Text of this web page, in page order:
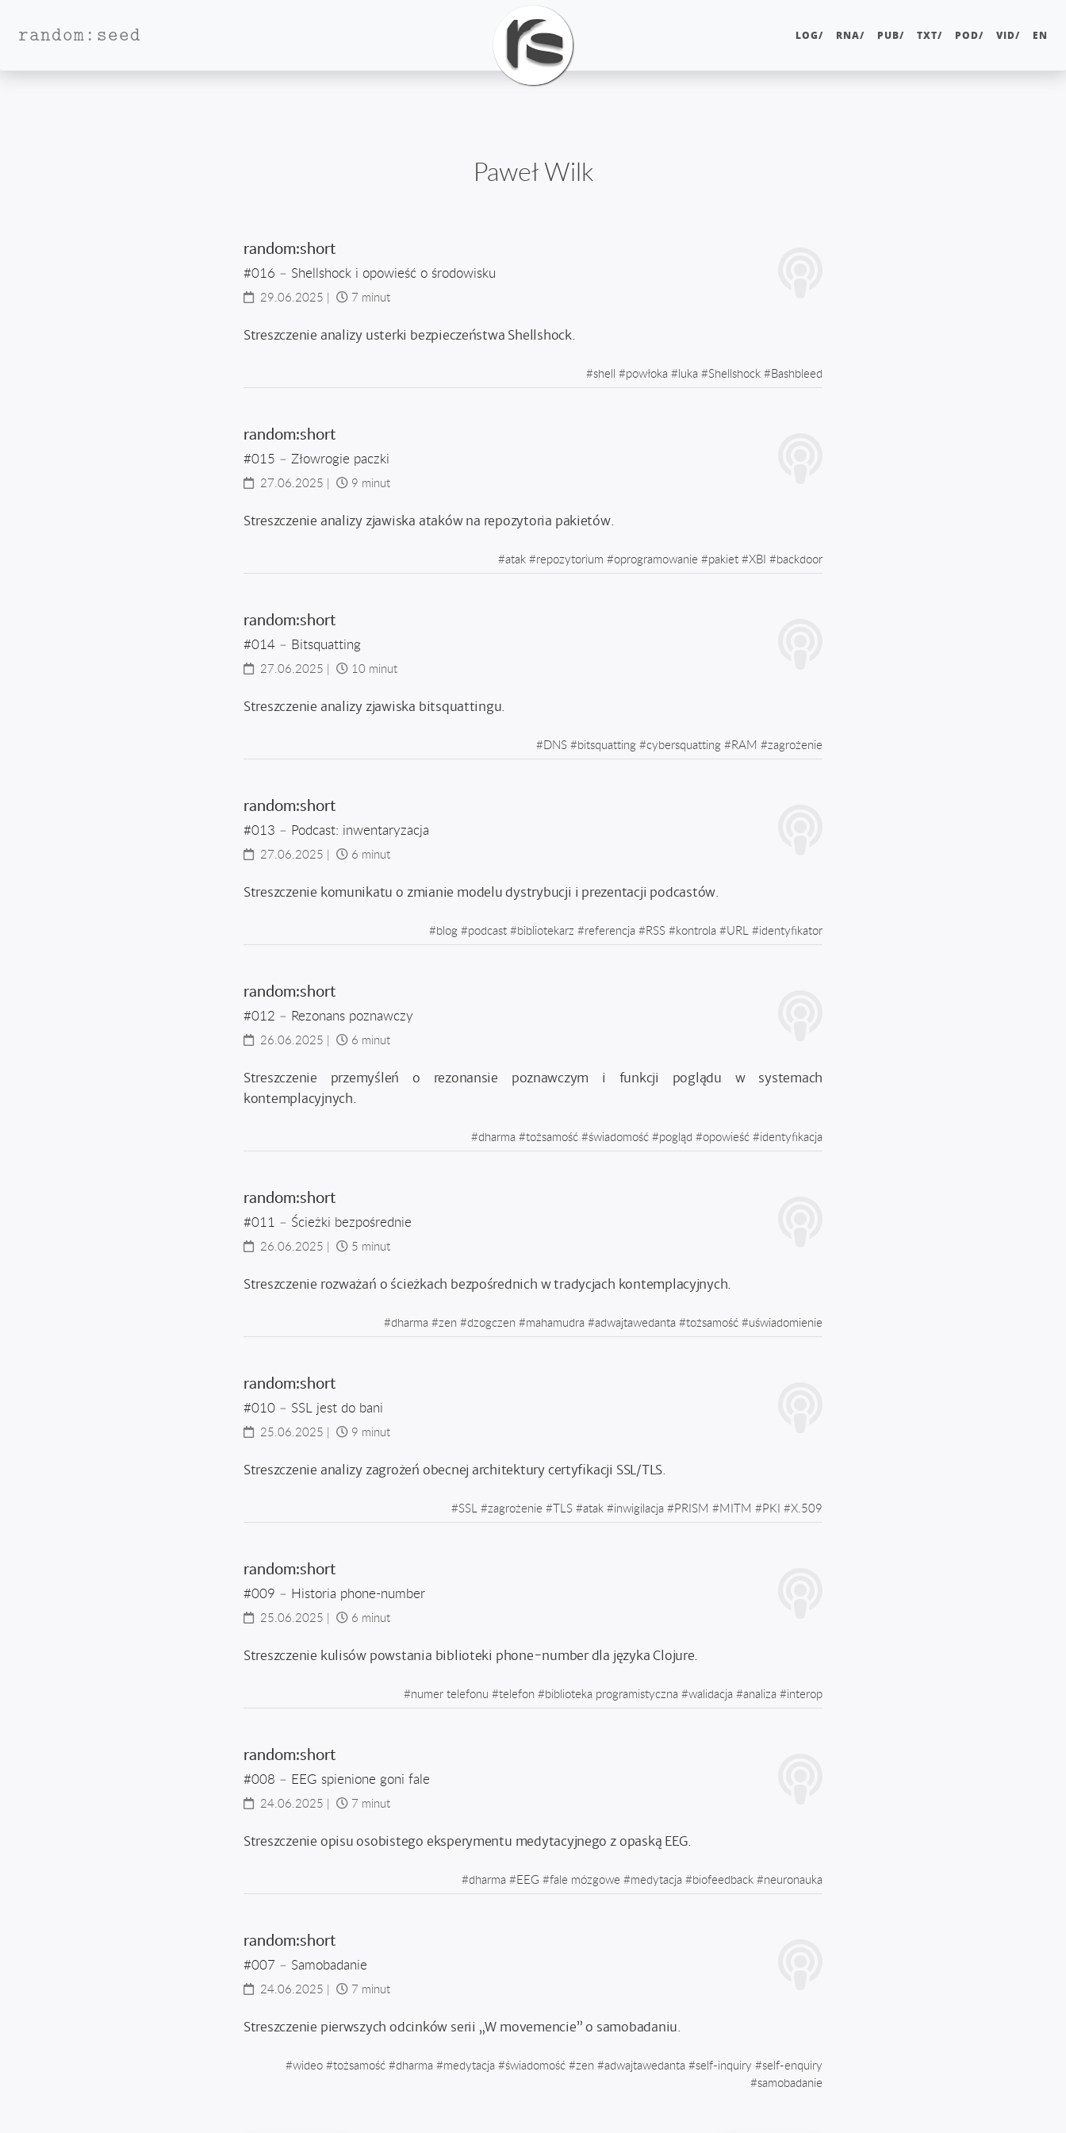
random:seed LOG/ RNA/ PUB/ TXT/ POD/ VID/ EN
Paweł Wilk
random:short
#016 – Shellshock i opowieść o środowisku
29.06.2025 | 7 minut
Streszczenie analizy usterki bezpieczeństwa Shellshock.
#shell #powłoka #luka #Shellshock #Bashbleed
random:short
#015 – Złowrogie paczki
27.06.2025 | 9 minut
Streszczenie analizy zjawiska ataków na repozytoria pakietów.
#atak #repozytorium #oprogramowanie #pakiet #XBI #backdoor
random:short
#014 – Bitsquatting
27.06.2025 | 10 minut
Streszczenie analizy zjawiska bitsquattingu.
#DNS #bitsquatting #cybersquatting #RAM #zagrożenie
random:short
#013 – Podcast: inwentaryzacja
27.06.2025 | 6 minut
Streszczenie komunikatu o zmianie modelu dystrybucji i prezentacji podcastów.
#blog #podcast #bibliotekarz #referencja #RSS #kontrola #URL #identyfikator
random:short
#012 – Rezonans poznawczy
26.06.2025 | 6 minut
Streszczenie przemyśleń o rezonansie poznawczym i funkcji poglądu w systemach
kontemplacyjnych.
#dharma #tożsamość #świadomość #pogląd #opowieść #identyfikacja
random:short
#011 – Ścieżki bezpośrednie
26.06.2025 | 5 minut
Streszczenie rozważań o ścieżkach bezpośrednich w tradycjach kontemplacyjnych.
#dharma #zen #dzogczen #mahamudra #adwajtawedanta #tożsamość #uświadomienie
random:short
#010 – SSL jest do bani
25.06.2025 | 9 minut
Streszczenie analizy zagrożeń obecnej architektury certyfikacji SSL/TLS.
#SSL #zagrożenie #TLS #atak #inwigilacja #PRISM #MITM #PKI #X.509
random:short
#009 – Historia phone-number
25.06.2025 | 6 minut
Streszczenie kulisów powstania biblioteki phone-number dla języka Clojure.
#numer telefonu #telefon #biblioteka programistyczna #walidacja #analiza #interop
random:short
#008 – EEG spienione goni fale
24.06.2025 | 7 minut
Streszczenie opisu osobistego eksperymentu medytacyjnego z opaską EEG.
#dharma #EEG #fale mózgowe #medytacja #biofeedback #neuronauka
random:short
#007 – Samobadanie
24.06.2025 | 7 minut
Streszczenie pierwszych odcinków serii „W movemencie” o samobadaniu.
#wideo #tożsamość #dharma #medytacja #świadomość #zen #adwajtawedanta #self-inquiry #self-enquiry
#samobadanie